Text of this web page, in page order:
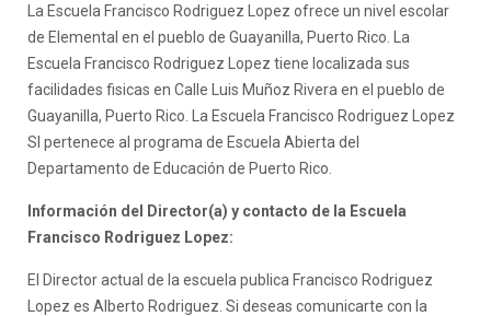
La Escuela Francisco Rodriguez Lopez ofrece un nivel escolar
de Elemental en el pueblo de Guayanilla, Puerto Rico. La
Escuela Francisco Rodriguez Lopez tiene localizada sus
facilidades fisicas en Calle Luis Muñoz Rivera en el pueblo de
Guayanilla, Puerto Rico. La Escuela Francisco Rodriguez Lopez
SI pertenece al programa de Escuela Abierta del
Departamento de Educación de Puerto Rico.
Información del Director(a) y contacto de la Escuela
Francisco Rodriguez Lopez:
El Director actual de la escuela publica Francisco Rodriguez
Lopez es Alberto Rodriguez. Si deseas comunicarte con la